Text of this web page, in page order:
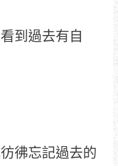
到過去有自
彿忘記過去的